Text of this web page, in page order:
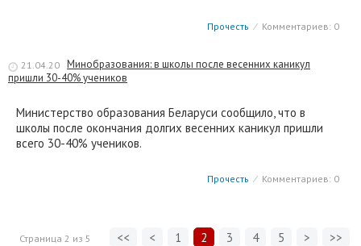
Прочесть ⁄ Комментариев: 0
21.04.20 Минобразования: в школы после весенних каникул
пришли 30-40% учеников
Министерство образования Беларуси сообщило, что в
школы после окончания долгих весенних каникул пришли
всего 30-40% учеников.
Прочесть ⁄ Комментариев: 0
Страница 2 из 5 << < 1 2 3 4 5 > >>